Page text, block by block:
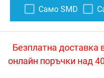
Само SMD
Безплатна доставка
онлайн поръчки над